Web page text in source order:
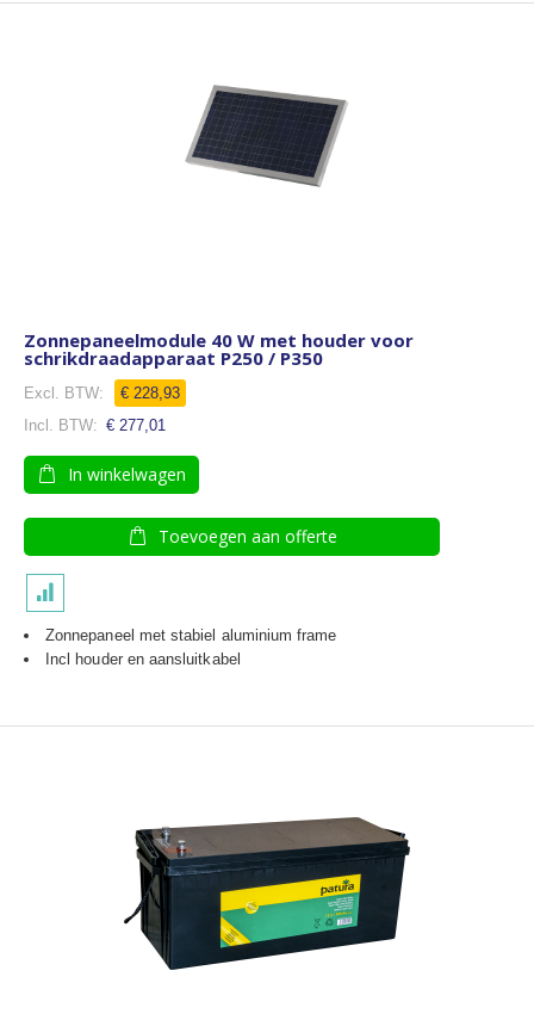
Zonnepaneelmodule 40 W met houder voor
schrikdraadapparaat P250 / P350
€ 228,93
€ 277,01
In winkelwagen
Toevoegen aan offerte
Zonnepaneel met stabiel aluminium frame
Incl houder en aansluitkabel